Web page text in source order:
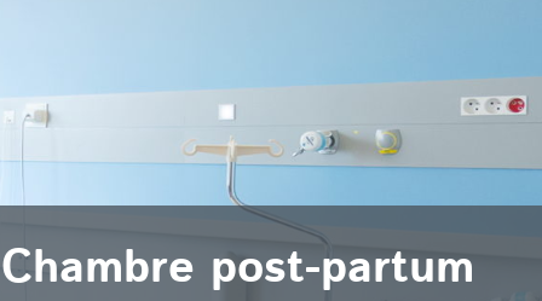
Chambre post-partum